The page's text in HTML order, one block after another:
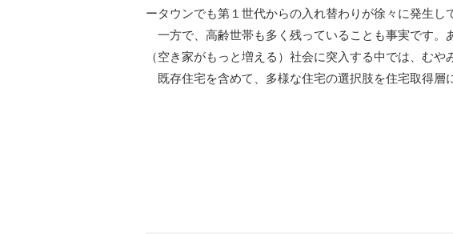
ータウンでも第１世代からの入れ替わりが徐々に発生し
一方で、高齢世帯も多く残っていることも事実です。
（空き家がもっと増える）社会に突入する中では、む
既存住宅を含めて、多様な住宅の選択肢を住宅取得層